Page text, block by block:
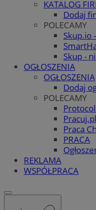
KATALOG
Dodaj
POLECAMY
Skup.io
Skup -
OGŁOSZENIA
OGŁOSZENIA
Dodaj
POLECAMY
Praca
PRACA
REKLAMA
WSPÓŁPRACA